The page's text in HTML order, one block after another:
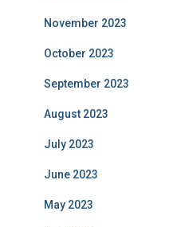
November 2023
October 2023
September 2023
August 2023
July 2023
June 2023
May 2023